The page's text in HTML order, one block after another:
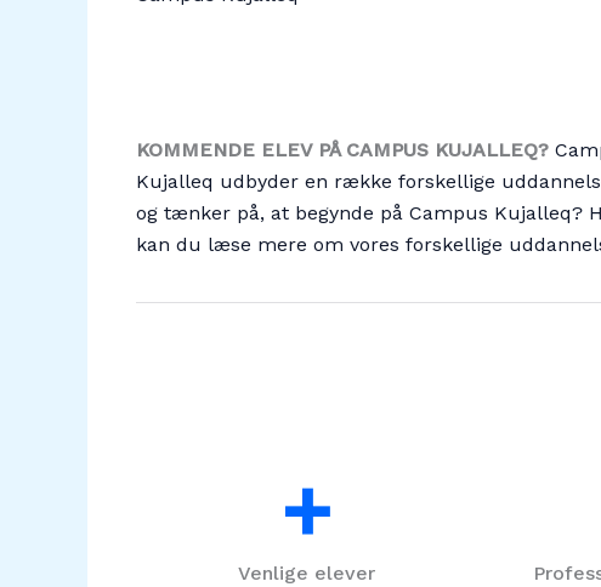
KOMMENDE ELEV PÅ CAMPUS KUJALLEQ?
Kujalleq udbyder en række forskellige
og tænker på, at begynde på Campus Kujalleq?
kan du læse mere om vores forskellige
+
Venlige elever